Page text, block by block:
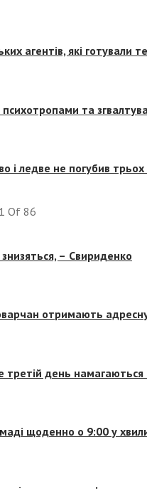
агентів, які готували
та
і ледве не погубив трьох
1 Of 86
– Свириденко
отримають
день намагаються
щоденно о 9:00 у